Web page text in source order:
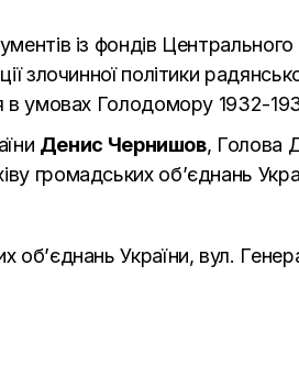
із фондів
злочинної політики
в умовах Голодомору 1932-
Денис Чернишов, Голова
громадських об’єднань
об’єднань України, вул.